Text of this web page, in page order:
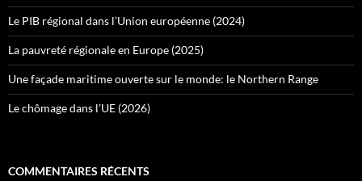
Le PIB régional dans l’Union européenne (2024)
La pauvreté régionale en Europe (2025)
Une façade maritime ouverte sur le monde: le Northern Range
Le chômage dans l’UE (2026)
COMMENTAIRES RÉCENTS